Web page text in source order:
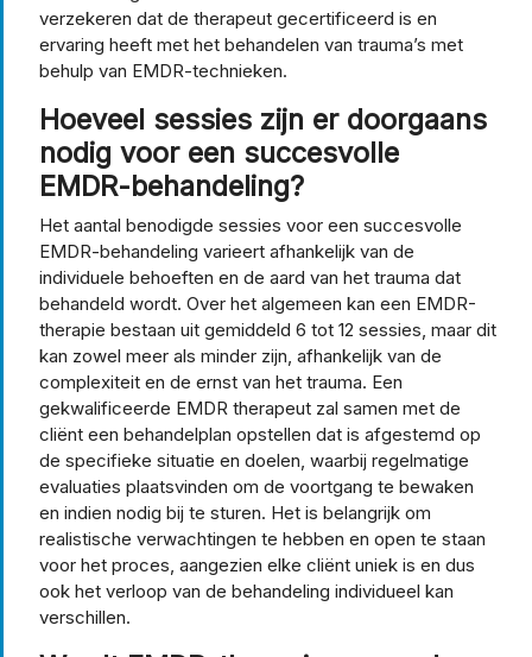
verzekeren dat de therapeut gecertificeerd is en
ervaring heeft met het behandelen van trauma’s met
behulp van EMDR-technieken.
Hoeveel sessies zijn er doorgaans
nodig voor een succesvolle
EMDR-behandeling?
Het aantal benodigde sessies voor een succesvolle
EMDR-behandeling varieert afhankelijk van de
individuele behoeften en de aard van het trauma dat
behandeld wordt. Over het algemeen kan een EMDR-
therapie bestaan uit gemiddeld 6 tot 12 sessies, maar dit
kan zowel meer als minder zijn, afhankelijk van de
complexiteit en de ernst van het trauma. Een
gekwalificeerde EMDR therapeut zal samen met de
cliënt een behandelplan opstellen dat is afgestemd op
de specifieke situatie en doelen, waarbij regelmatige
evaluaties plaatsvinden om de voortgang te bewaken
en indien nodig bij te sturen. Het is belangrijk om
realistische verwachtingen te hebben en open te staan
voor het proces, aangezien elke cliënt uniek is en dus
ook het verloop van de behandeling individueel kan
verschillen.